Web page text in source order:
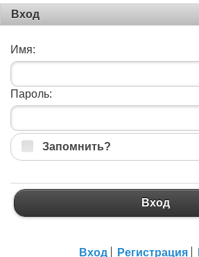
Вход
Имя:
Пароль:
Запомнить?
Вход
Вход Регистрация